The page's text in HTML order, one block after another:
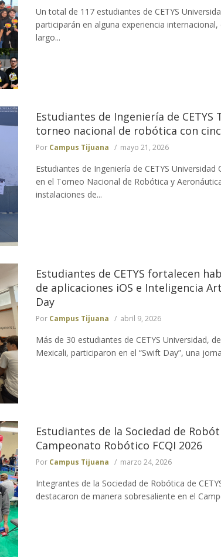
Un total de 117 estudiantes de CETYS
participarán en alguna experiencia
largo...
Estudiantes de Ingeniería de CETYS
torneo nacional de robótica con
Por Campus Tijuana mayo 21, 2026
Estudiantes de Ingeniería de CETYS
en el Torneo Nacional de Robótica y
instalaciones de...
Estudiantes de CETYS fortalecen
de aplicaciones iOS e Inteligencia
Day
Por Campus Tijuana abril 9, 2026
Más de 30 estudiantes de CETYS Universidad,
Mexicali, participaron en el “Swift Day”, una
Estudiantes de la Sociedad de
Campeonato Robótico FCQI 2026
Por Campus Tijuana marzo 24, 2026
Integrantes de la Sociedad de Robótica de
destacaron de manera sobresaliente en el